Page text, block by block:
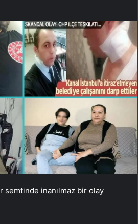
semtinde inanılmaz bir olay